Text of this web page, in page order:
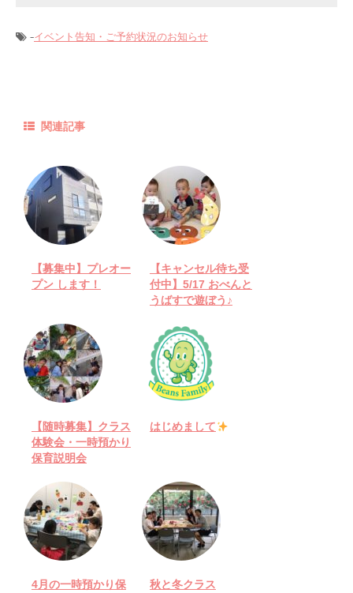
-イベント告知・ご予約状況のお知らせ
関連記事
【募集中】プレオー
プン します！
【キャンセル待ち受
付中】5/17 おべんと
うばすで遊ぼう♪
【随時募集】クラス
体験会・一時預かり
保育説明会
はじめまして
4月の一時預かり保
秋と冬クラス